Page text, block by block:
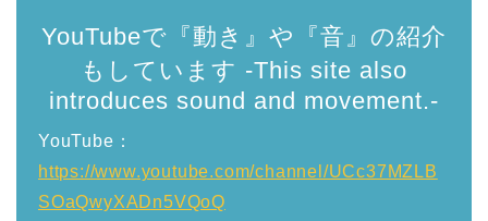
YouTubeで『動き』や『音』の紹介
もしています -This site also
introduces sound and movement.-
YouTube：
https://www.youtube.com/channel/UCc37MZLB
SOaQwyXADn5VQoQ